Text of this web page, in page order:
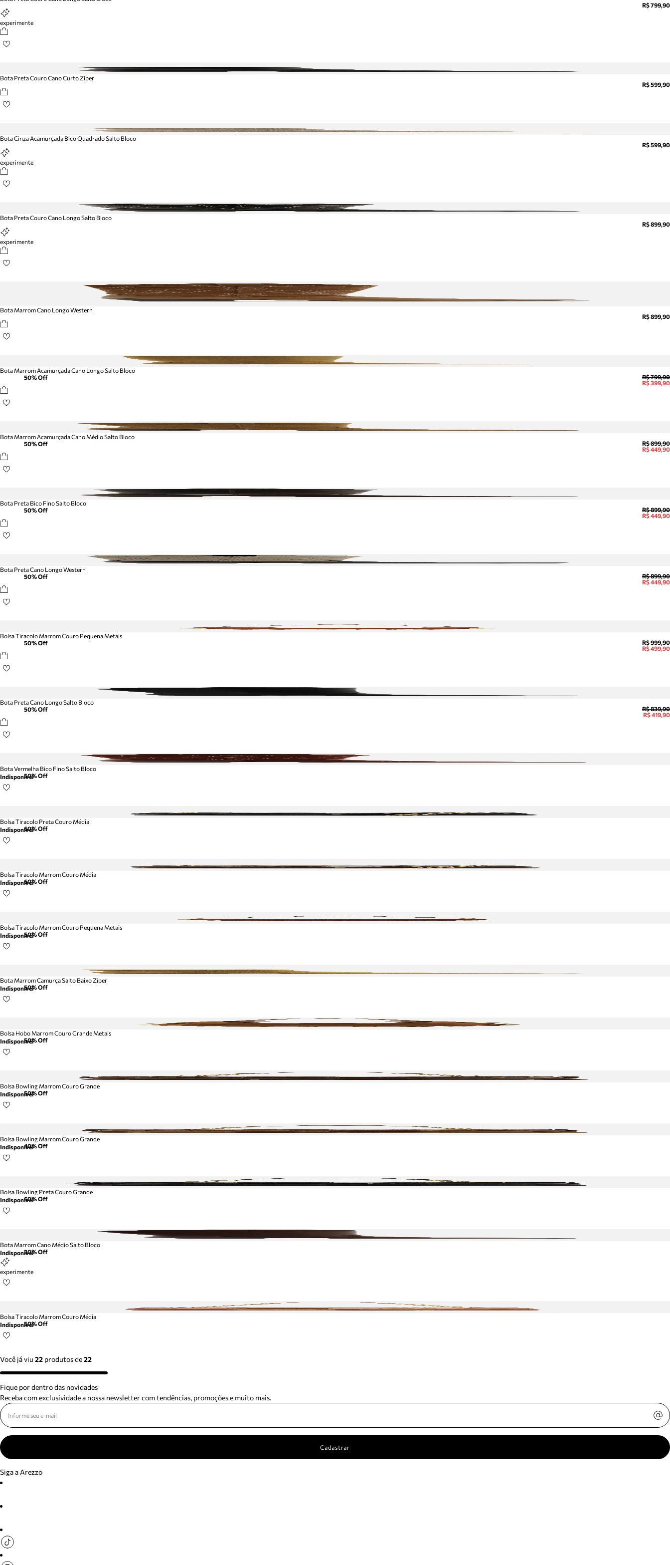
Acompanhe
R$ 799,90
experimente
Bota Preta Couro Cano Curto Zíper
R$ 599,90
Bota Cinza Acamurçada Bico Quadrado Salto Bloco
R$ 599,90
experimente
Bota Preta Couro Cano Longo Salto Bloco
R$ 899,90
experimente
Bota Marrom Cano Longo Western
R$ 899,90
50% Off
Bota Marrom Acamurçada Cano Longo Salto Bloco
R$ 799,90
R$ 399,90
50% Off
Bota Marrom Acamurçada Cano Médio Salto Bloco
R$ 899,90
R$ 449,90
50% Off
Bota Preta Bico Fino Salto Bloco
R$ 899,90
R$ 449,90
50% Off
Bota Preta Cano Longo Western
R$ 899,90
R$ 449,90
50% Off
Bolsa Tiracolo Marrom Couro Pequena Metais
R$ 999,90
R$ 499,90
50% Off
Bota Preta Cano Longo Salto Bloco
R$ 839,90
R$ 419,90
50% Off
Bota Vermelha Bico Fino Salto Bloco
Indisponível
60% Off
Bolsa Tiracolo Preta Couro Média
Indisponível
60% Off
Bolsa Tiracolo Marrom Couro Média
Indisponível
50% Off
Bolsa Tiracolo Marrom Couro Pequena Metais
Indisponível
50% Off
Bota Marrom Camurça Salto Baixo Zíper
Indisponível
50% Off
Bolsa Hobo Marrom Couro Grande Metais
Indisponível
50% Off
Bolsa Bowling Marrom Couro Grande
Indisponível
40% Off
Bolsa Bowling Marrom Couro Grande
Indisponível
60% Off
Bolsa Bowling Preta Couro Grande
Indisponível
30% Off
Bota Marrom Cano Médio Salto Bloco
Indisponível
experimente
50% Off
Bolsa Tiracolo Marrom Couro Média
Indisponível
Você já viu 22 produtosde22
Fique por dentro das novidades
Receba com exclusividade a nossa newsletter com tendências, promoções e muito mais.
Cadastrar
Siga a Arezzo